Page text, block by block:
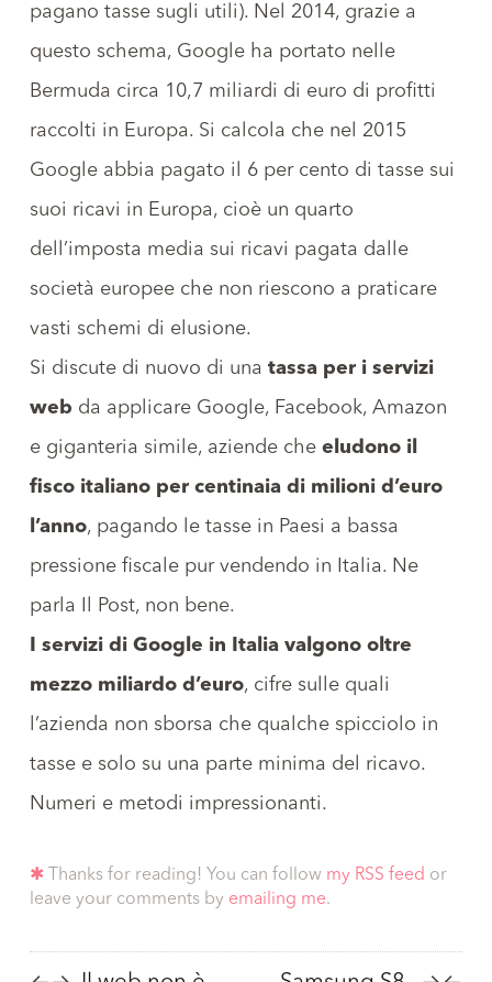
pagano tasse sugli utili). Nel 2014, grazie a
questo schema, Google ha portato nelle
Bermuda circa 10,7 miliardi di euro di profitti
raccolti in Europa. Si calcola che nel 2015
Google abbia pagato il 6 per cento di tasse sui
suoi ricavi in Europa, cioè un quarto
dell’imposta media sui ricavi pagata dalle
società europee che non riescono a praticare
vasti schemi di elusione.
Si discute di nuovo di una tassa per i servizi
web da applicare Google, Facebook, Amazon
e giganteria simile, aziende che eludono il
fisco italiano per centinaia di milioni d’euro
l’anno, pagando le tasse in Paesi a bassa
pressione fiscale pur vendendo in Italia. Ne
parla Il Post, non bene.
I servizi di Google in Italia valgono oltre
mezzo miliardo d’euro, cifre sulle quali
l’azienda non sborsa che qualche spicciolo in
tasse e solo su una parte minima del ricavo.
Numeri e metodi impressionanti.
✱ Thanks for reading! You can follow my RSS feed or
leave your comments by emailing me.